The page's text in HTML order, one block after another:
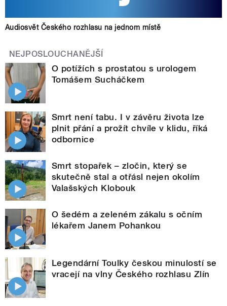
Audiosvět Českého rozhlasu na jednom místě
NEJPOSLOUCHANĚJŠÍ
O potížích s prostatou s urologem
Tomášem Sucháčkem
Smrt není tabu. I v závěru života lze
plnit přání a prožít chvíle v klidu, říká
odbornice
Smrt stopařek – zločin, který se
skutečně stal a otřásl nejen okolím
Valašských Klobouk
O šedém a zeleném zákalu s očním
lékařem Janem Pohankou
Legendární Toulky českou minulostí se
vracejí na vlny Českého rozhlasu Zlín